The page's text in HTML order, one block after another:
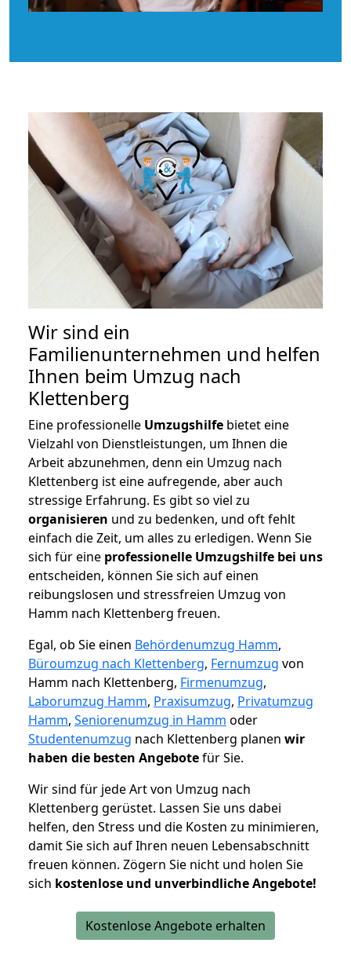
Wir sind ein
Familienunternehmen und helfen
Ihnen beim Umzug nach
Klettenberg
Eine professionelle Umzugshilfe bietet eine
Vielzahl von Dienstleistungen, um Ihnen die
Arbeit abzunehmen, denn ein Umzug nach
Klettenberg ist eine aufregende, aber auch
stressige Erfahrung. Es gibt so viel zu
organisieren und zu bedenken, und oft fehlt
einfach die Zeit, um alles zu erledigen. Wenn Sie
sich für eine professionelle Umzugshilfe bei uns
entscheiden, können Sie sich auf einen
reibungslosen und stressfreien Umzug von
Hamm nach Klettenberg freuen.
Egal, ob Sie einen Behördenumzug Hamm,
Büroumzug nach Klettenberg, Fernumzug von
Hamm nach Klettenberg, Firmenumzug,
Laborumzug Hamm, Praxisumzug, Privatumzug
Hamm, Seniorenumzug in Hamm oder
Studentenumzug nach Klettenberg planen wir
haben die besten Angebotefür Sie.
Wir sind für jede Art von Umzug nach
Klettenberg gerüstet. Lassen Sie uns dabei
helfen, den Stress und die Kosten zu minimieren,
damit Sie sich auf Ihren neuen Lebensabschnitt
freuen können. Zögern Sie nicht und holen Sie
sich kostenlose und unverbindliche Angebote!
Kostenlose Angebote erhalten